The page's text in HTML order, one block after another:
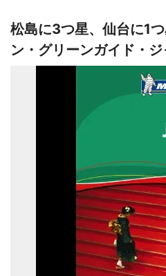
松島に3つ星、仙台に1
ン・グリーンガイド・ジ